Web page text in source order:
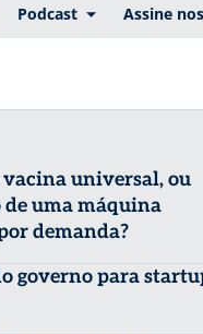
Podcast Assine
vacina universal, ou
de uma máquina
demanda?
governo para